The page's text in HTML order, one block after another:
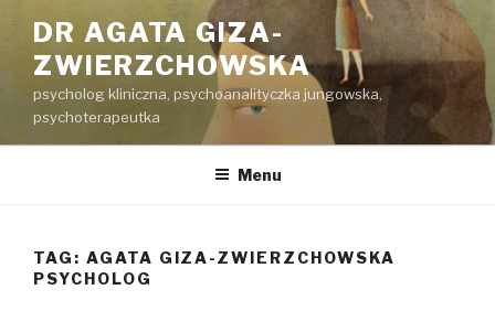
treści
DR AGATA GIZA-
ZWIERZCHOWSKA
psycholog kliniczna, psychoanalityczka jungowska,
psychoterapeutka
Menu
TAG: AGATA GIZA-ZWIERZCHOWSKA
PSYCHOLOG